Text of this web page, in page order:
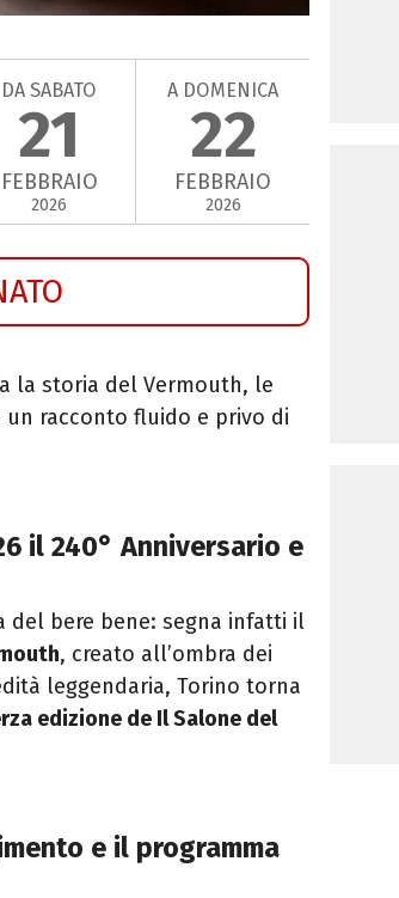
DA SABATO
21
FEBBRAIO
2026
A DOMENICA
22
FEBBRAIO
2026
la storia del Vermouth, le
racconto fluido e privo di
il 240° Anniversario e
del bere bene: segna infatti il
, creato all’ombra dei
leggendaria, Torino torna
edizione de Il Salone del
e il programma